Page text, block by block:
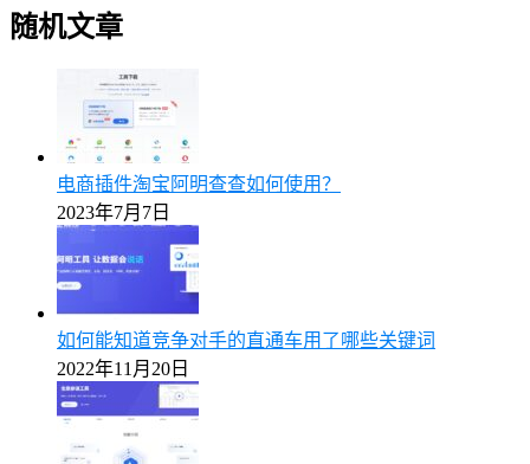
随机文章
电商插件淘宝阿明查查如何使用？
2023年7月7日
如何能知道竞争对手的直通车用了哪些关键词
2022年11月20日